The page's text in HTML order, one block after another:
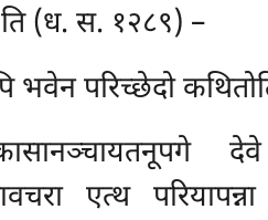
(ध. स. १२८९) –
भवेन परिच्छेदो
एत्थ